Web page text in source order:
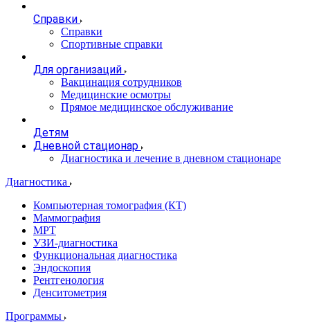
Справки
Справки
Спортивные справки
Для организаций
Вакцинация сотрудников
Медицинские осмотры
Прямое медицинское обслуживание
Детям
Дневной стационар
Диагностика и лечение в дневном стационаре
Диагностика
Компьютерная томография (КТ)
Маммография
МРТ
УЗИ-диагностика
Функциональная диагностика
Эндоскопия
Рентгенология
Денситометрия
Программы